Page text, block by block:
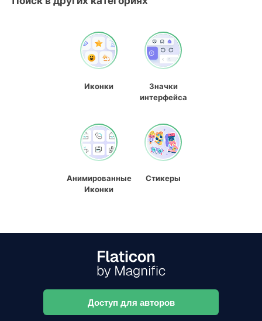
Иконки
Значки
интерфейса
Анимированные
Иконки
Стикеры
Доступ для авторов